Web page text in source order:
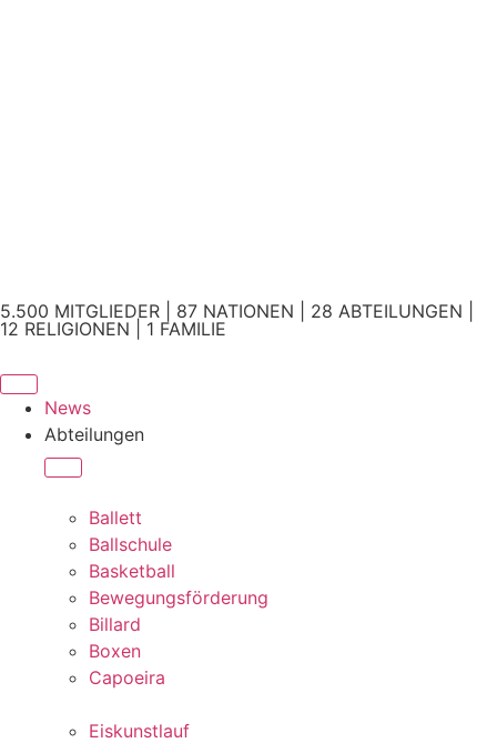
5.500 MITGLIEDER | 87 NATIONEN | 28 ABTEILUNGEN |
12 RELIGIONEN | 1 FAMILIE
News
Abteilungen
Ballett
Ballschule
Basketball
Bewegungsförderung
Billard
Boxen
Capoeira
Eiskunstlauf